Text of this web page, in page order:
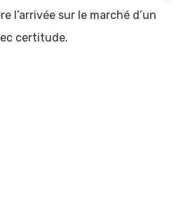
l’arrivée sur le marché d’un
certitude.